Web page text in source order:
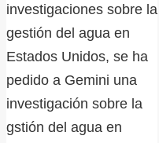
investigaciones sobre la
gestión del agua en
Estados Unidos, se ha
pedido a Gemini una
investigación sobre la
gstión del agua en